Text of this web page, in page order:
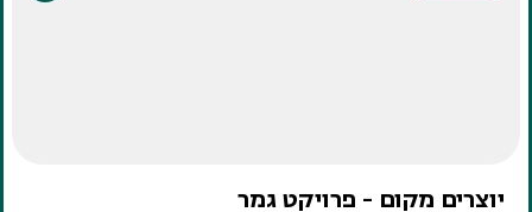
יוצרים מקום - פרויקט גמר